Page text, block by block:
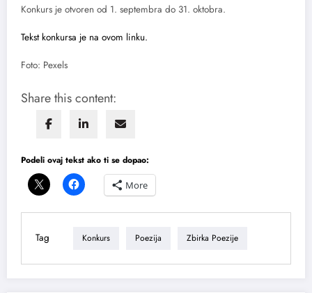
Konkurs je otvoren od 1. septembra do 31. oktobra.
Tekst konkursa je na ovom linku.
Foto: Pexels
Share this content:
Podeli ovaj tekst ako ti se dopao:
More
Tag Konkurs Poezija Zbirka Poezije